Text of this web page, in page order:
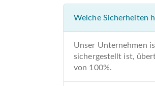
Welche Sicherheiten
Unser Unternehmen
sichergestellt ist,
von 100%.